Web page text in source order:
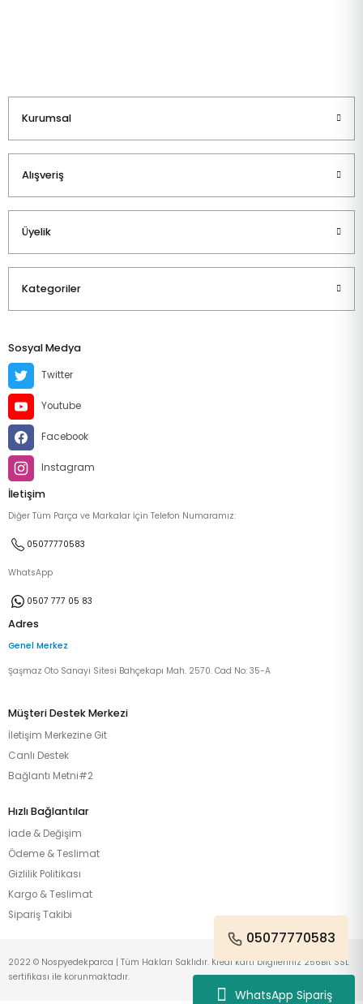
WhatsApp Sipariş
Kurumsal
Alışveriş
Üyelik
Kategoriler
Sosyal Medya
Twitter
Youtube
Facebook
Instagram
İletişim
Diğer Tüm Parça ve Markalar İçin Telefon Numaramız:
05077770583
WhatsApp
0507 777 05 83
Adres
Genel Merkez
Şaşmaz Oto Sanayi Sitesi Bahçekapı Mah. 2570. Cad No: 35-A
Müşteri Destek Merkezi
İletişim Merkezine Git
Canlı Destek
Bağlantı Metni#2
Hızlı Bağlantılar
İade & Değişim
Ödeme & Teslimat
Gizlilik Politikası
Kargo & Teslimat
Sipariş Takibi
05077770583
2022 © Nospyedekparca | Tüm Hakları Saklıdır. Kredi kartı bilgileriniz 256Bit SSL
sertifikası ile korunmaktadır.